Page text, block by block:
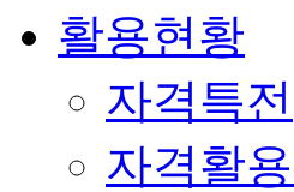
활용현황
자격특전
자격활